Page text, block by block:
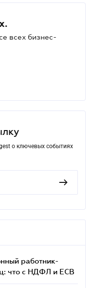
всех бизнес-
о ключевых событиях
работник-
что с НДФЛ и ЕСВ